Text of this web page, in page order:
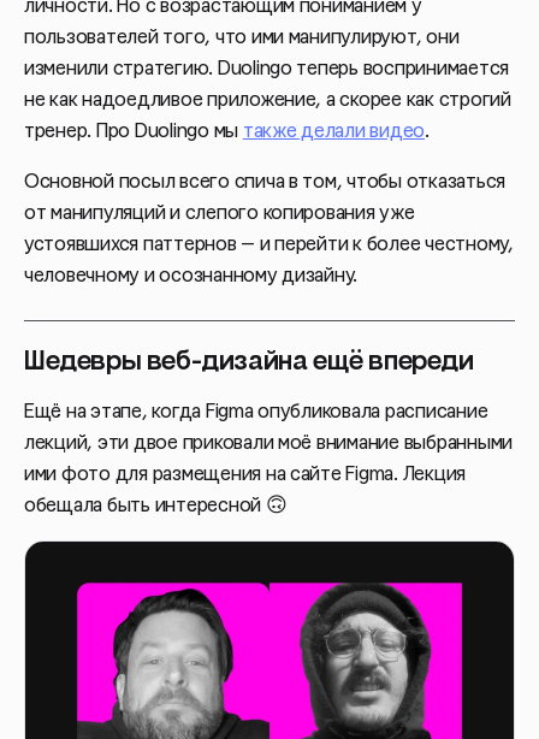
личности. Но с возрастающим пониманием у
пользователей того, что ими манипулируют, они
изменили стратегию. Duolingo теперь воспринимается
не как надоедливое приложение, а скорее как строгий
тренер. Про Duolingo мы также делали видео.
Основной посыл всего спича в том, чтобы отказаться
от манипуляций и слепого копирования уже
устоявшихся паттернов — и перейти к более честному,
человечному и осознанному дизайну.
Шедевры веб-дизайна ещё впереди
Ещё на этапе, когда Figma опубликовала расписание
лекций, эти двое приковали моё внимание выбранными
ими фото для размещения на сайте Figma. Лекция
обещала быть интересной 🙃